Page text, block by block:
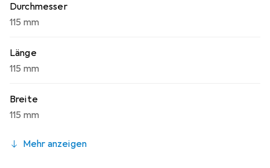
Durchmesser
115 mm
Länge
115 mm
Breite
115 mm
Mehr anzeigen